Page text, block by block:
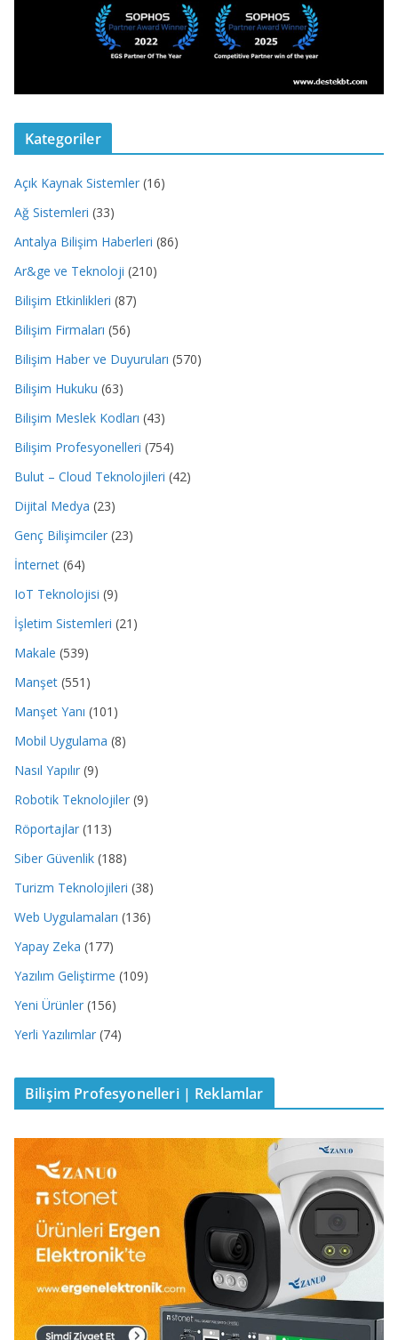
Kategoriler
Açık Kaynak Sistemler (16)
Ağ Sistemleri (33)
Antalya Bilişim Haberleri (86)
Ar&ge ve Teknoloji (210)
Bilişim Etkinlikleri (87)
Bilişim Firmaları (56)
Bilişim Haber ve Duyuruları (570)
Bilişim Hukuku (63)
Bilişim Meslek Kodları (43)
Bilişim Profesyonelleri (754)
Bulut – Cloud Teknolojileri (42)
Dijital Medya (23)
Genç Bilişimciler (23)
İnternet (64)
IoT Teknolojisi (9)
İşletim Sistemleri (21)
Makale (539)
Manşet (551)
Manşet Yanı (101)
Mobil Uygulama (8)
Nasıl Yapılır (9)
Robotik Teknolojiler (9)
Röportajlar (113)
Siber Güvenlik (188)
Turizm Teknolojileri (38)
Web Uygulamaları (136)
Yapay Zeka (177)
Yazılım Geliştirme (109)
Yeni Ürünler (156)
Yerli Yazılımlar (74)
Bilişim Profesyonelleri | Reklamlar